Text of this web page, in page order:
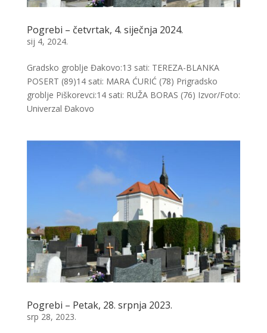
Pogrebi – četvrtak, 4. siječnja 2024.
sij 4, 2024.
Gradsko groblje Đakovo:13 sati: TEREZA-BLANKA
POSERT (89)14 sati: MARA ĆURIĆ (78) Prigradsko
groblje Piškorevci:14 sati: RUŽA BORAS (76) Izvor/Foto:
Univerzal Đakovo
Pogrebi – Petak, 28. srpnja 2023.
srp 28, 2023.